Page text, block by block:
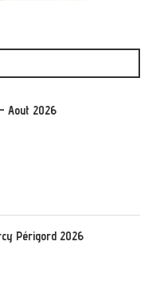
Aout 2026
Périgord 2026